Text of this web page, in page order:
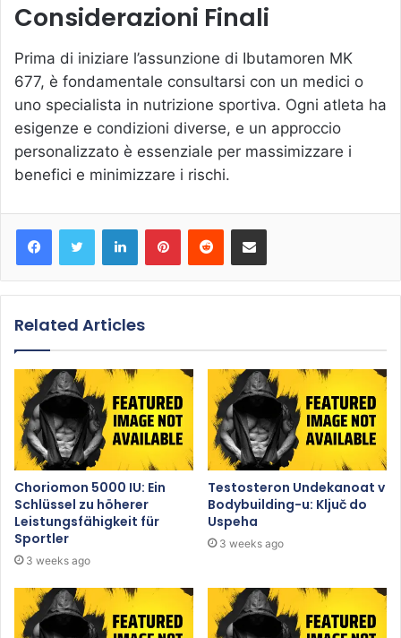
Considerazioni Finali
Prima di iniziare l’assunzione di Ibutamoren MK
677, è fondamentale consultarsi con un medici o
uno specialista in nutrizione sportiva. Ogni atleta ha
esigenze e condizioni diverse, e un approccio
personalizzato è essenziale per massimizzare i
benefici e minimizzare i rischi.
Related Articles
Choriomon 5000 IU: Ein
Schlüssel zu höherer
Leistungsfähigkeit für
Sportler
3 weeks ago
Testosteron Undekanoat v
Bodybuilding-u: Ključ do
Uspeha
3 weeks ago